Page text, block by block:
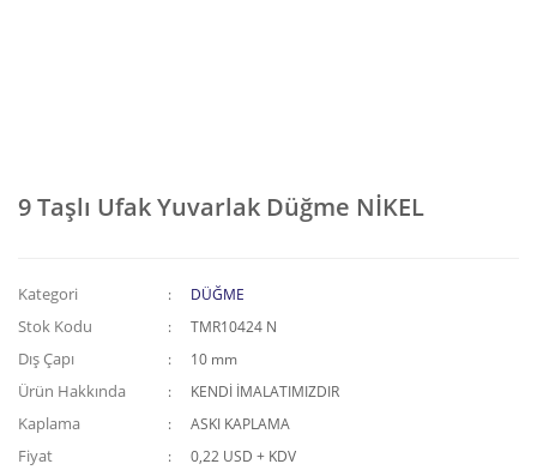
9 Taşlı Ufak Yuvarlak Düğme NİKEL
Kategori DÜĞME
Stok Kodu TMR10424 N
Dış Çapı 10 mm
Ürün Hakkında KENDİ İMALATIMIZDIR
Kaplama ASKI KAPLAMA
Fiyat 0,22 USD + KDV